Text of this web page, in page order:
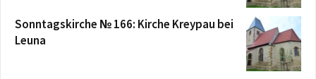
Sonntagskirche № 166: Kirche Kreypau bei
Leuna